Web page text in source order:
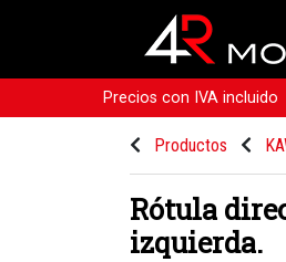
Precios con IVA incluido
Productos
Rótula
izquierda.